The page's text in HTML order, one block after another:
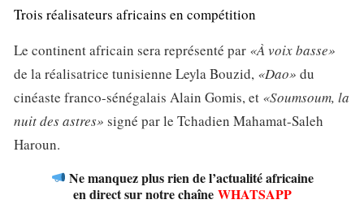
Trois réalisateurs africains en compétition
Le continent africain sera représenté par «À voix basse»
de la réalisatrice tunisienne Leyla Bouzid, «Dao» du
cinéaste franco-sénégalais Alain Gomis, et «Soumsoum, la
nuit des astres» signé par le Tchadien Mahamat-Saleh
Haroun.
Ne manquez plus rien de l’actualité africaine
en direct sur notre chaîne WHATSAPP